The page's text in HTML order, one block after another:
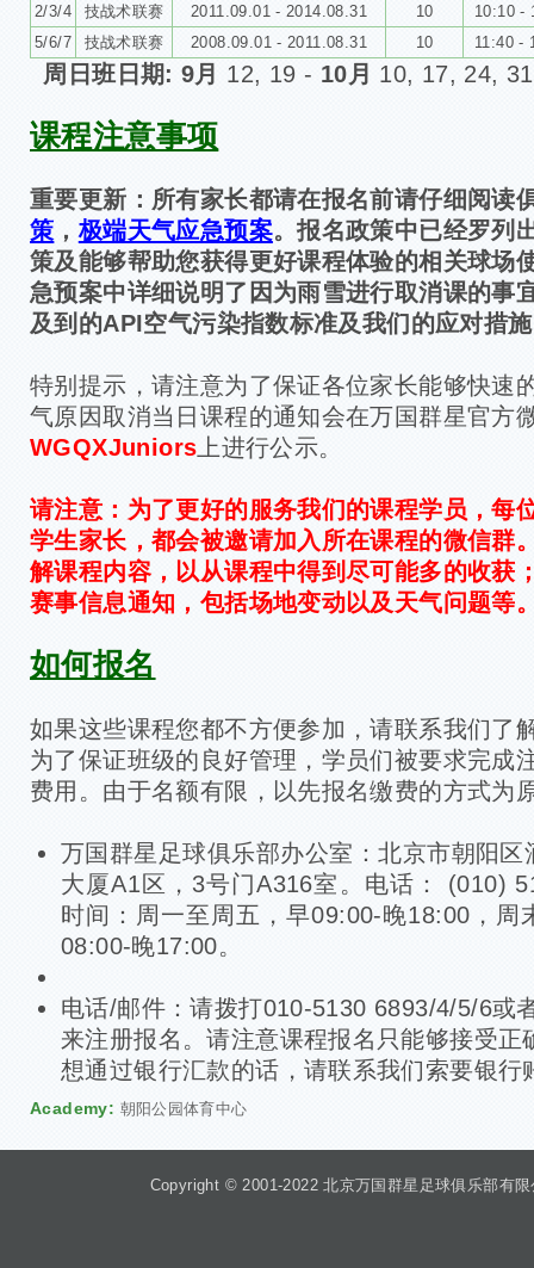
2/3/4
技战术联赛 2011.09.01 - 2014.08.31 10
10:10 -
5/6/7
技战术联赛 2008.09.01 - 2011.08.31 10 11:40 -
周日班日期: 9月 12, 19 - 10月 10, 17, 24,
课程注意事项
重要更新：所有家长都请在报名前请仔细阅读
策 ，极端天气应急预案。报名政策中已经罗列
策及能够帮助您获得更好课程体验的相关球场
急预案中详细说明了因为雨雪进行取消课的事
及到的API空气污染指数标准及我们的应对措
特别提示，请注意为了保证各位家长能够快速
气原因取消当日课程的通知会在万国群星官方
WGQXJuniors 上进行公示。
请注意： 为了更好的服务我们的课程学员，每
学生家长，都会被邀请加入所在课程的微信群
解课程内容，以从课程中得到尽可能多的收获
赛事信息通知，包括场地变动以及天气问题等
如何报名
如果这些课程您都不方便参加，请联系我们了
为了保证班级的良好管理，学员们被要求完成
费用。由于名额有限，以先报名缴费的方式为
万国群星足球俱乐部办公室：北京市朝阳
大厦A1区，3号门A316室。电话： (010)
时间：周一至周五，早09:00-晚18:00，周
08:00-晚17:00。
电话/邮件：请拨打010-5130 6893/4/5/6或
来注册报名。请注意课程报名只能够接受正
想通过银行汇款的话，请联系我们索要银行
Academy: 朝阳公园体育中心
Copyright © 2001-2022 北京万国群星足球俱乐部有